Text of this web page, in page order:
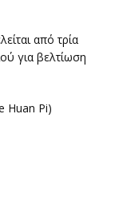
από τρία
για βελτίωση
Huan Pi)